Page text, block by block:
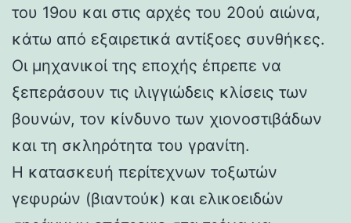
του 19ου και στις αρχές του 20ού αιώνα,
κάτω από εξαιρετικά αντίξοες συνθήκες.
Οι μηχανικοί της εποχής έπρεπε να
ξεπεράσουν τις ιλιγγιώδεις κλίσεις των
βουνών, τον κίνδυνο των χιονοστιβάδων
και τη σκληρότητα του γρανίτη.
Η κατασκευή περίτεχνων τοξωτών
γεφυρών (βιαντούκ) και ελικοειδών